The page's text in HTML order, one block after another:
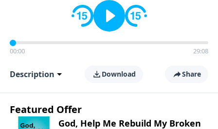
00:00 29:08
Description Download Share
Featured Offer
God, Help Me Rebuild My Broken